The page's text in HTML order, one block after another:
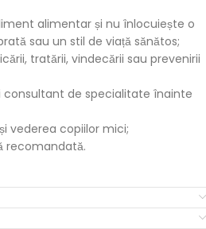
alimentar și nu înlocuiește o
sau un stil de viață sănătos;
tratării, vindecării sau prevenirii
consultant de specialitate înainte
vederea copiilor mici;
recomandată.